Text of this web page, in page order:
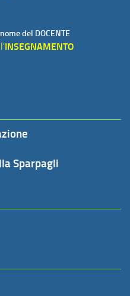
del DOCENTE
INSEGNAMENTO
Sparpagli